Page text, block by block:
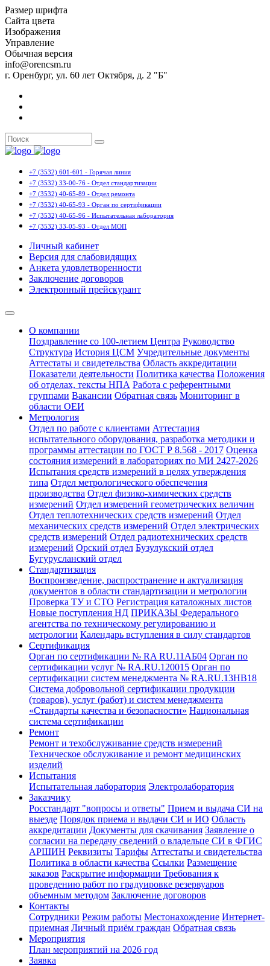
Размер шрифта
Сайта цвета
Изображения
Управление
Обычная версия
info@orencsm.ru
г. Оренбург, ул. 60 лет Октября, д. 2 "Б"
+7 (3532) 601-601 - Горячая линия
+7 (3532) 33-00-76 - Отдел стандартизации
+7 (3532) 40-65-89 - Отдел ремонта
+7 (3532) 40-65-93 - Орган по сертификации
+7 (3532) 40-65-96 - Испытательная лаборатория
+7 (3532) 33-05-93 - Отдел МОП
Личный кабинет
Версия для слабовидящих
Анкета удовлетворенности
Заключение договоров
Электронный прейскурант
О компании
Поздравление со 100-летием Центра Руководство
Структура История ЦСМ Учредительные документы
Аттестаты и свидетельства Область аккредитации
Показатели деятельности Политика качества Положения
об отделах, тексты НПА Работа с референтными
группами Вакансии Обратная связь Мониторинг в
области ОЕИ
Метрология
Отдел по работе с клиентами Аттестация
испытательного оборудования, разработка методики и
программы аттестации по ГОСТ Р 8.568 - 2017 Оценка
состояния измерений в лабораториях по МИ 2427-2026
Испытания средств измерений в целях утверждения
типа Отдел метрологического обеспечения
производства Отдел физико-химических средств
измерений Отдел измерений геометрических величин
Отдел теплотехнических средств измерений Отдел
механических средств измерений Отдел электрических
средств измерений Отдел радиотехнических средств
измерений Орский отдел Бузулукский отдел
Бугурусланский отдел
Стандартизация
Воспроизведение, распространение и актуализация
документов в области стандартизации и метрологии
Проверка ТУ и СТО Регистрация каталожных листов
Новые поступления НД ПРИКАЗЫ Федерального
агентства по техническому регулированию и
метрологии Календарь вступления в силу стандартов
Сертификация
Орган по сертификации № RA RU.11АБ04 Орган по
сертификации услуг № RA.RU.120015 Орган по
сертификации систем менеджмента № RA.RU.13HB18
Система добровольной сертификации продукции
(товаров), услуг (работ) и систем менеджмента
«Стандарты качества и безопасности» Национальная
система сертификации
Ремонт
Ремонт и техобслуживание средств измерений
Техническое обслуживание и ремонт медицинских
изделий
Испытания
Испытательная лаборатория Электролаборатория
Заказчику
Росстандарт "вопросы и ответы" Прием и выдача СИ на
выезде Порядок приема и выдачи СИ и ИО Область
аккредитации Документы для скачивания Заявление о
согласии на передачу сведений о владельце СИ в ФГИС
АРШИН Реквизиты Тарифы Аттестаты и свидетельства
Политика в области качества Ссылки Размещение
заказов Раскрытие информации Требования к
проведению работ по градуировке резервуаров
объемным методом Заключение договоров
Контакты
Сотрудники Режим работы Местонахождение Интернет-
приемная Личный приём граждан Обратная связь
Мероприятия
План мероприятий на 2026 год
Заявка